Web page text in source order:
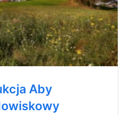
Aby